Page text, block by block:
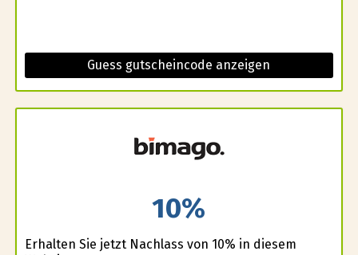
Guess gutscheincode anzeigen
10%
Erhalten Sie jetzt Nachlass von 10% in diesem